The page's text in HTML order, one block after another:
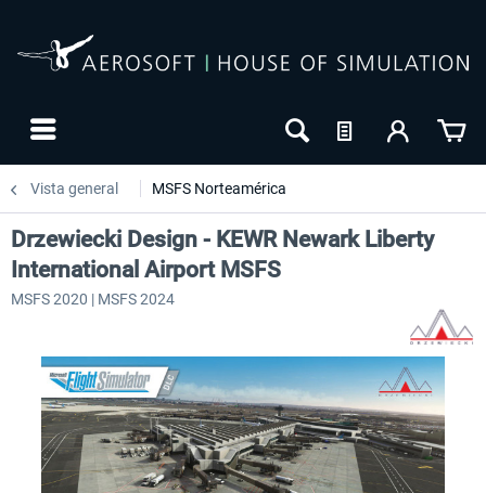
Vista general MSFS Norteamérica
Drzewiecki Design - KEWR Newark Liberty
International Airport MSFS
MSFS 2020 | MSFS 2024